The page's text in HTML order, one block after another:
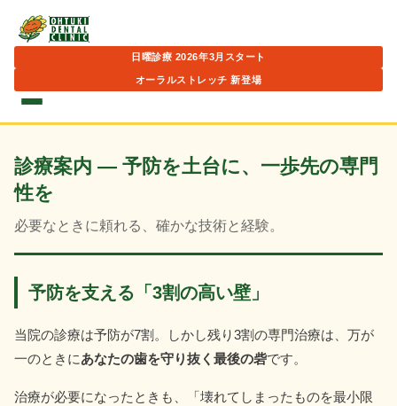
日曜診療 2026年3月スタート
オーラルストレッチ 新登場
診療案内 ― 予防を土台に、一歩先の専門
性を
必要なときに頼れる、確かな技術と経験。
予防を支える「3割の高い壁」
当院の診療は予防が7割。しかし残り3割の専門治療は、万が
一のときにあなたの歯を守り抜く最後の砦です。
治療が必要になったときも、「壊れてしまったものを最小限